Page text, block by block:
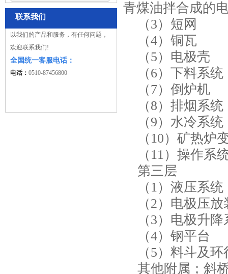
联系我们
以我们的产品和服务，有任何问题，
欢迎联系我们!
全国统一客服电话：
电话： 0510-87456800
青煤油拌合成的
（3）短网
（4）铜瓦
（5）电极壳
（6）下料系统
（7）倒炉机
（8）排烟系统
（9）水冷系统
（10）矿热炉
（11）操作系
第三层
（1）液压系统
（2）电极压放
（3）电极升降
（4）钢平台
（5）料斗及环
其他附属；斜